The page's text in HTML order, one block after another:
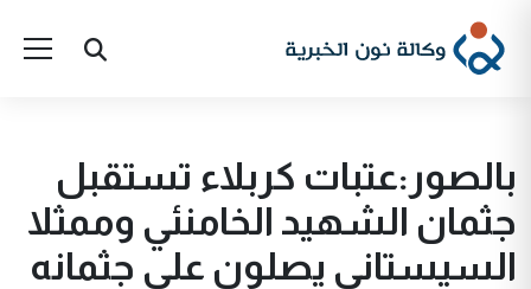
بالصور:عتبات كربلاء تستقبل
جثمان الشهيد الخامنئي وممثلا
السيستاني يصلون على جثمانه